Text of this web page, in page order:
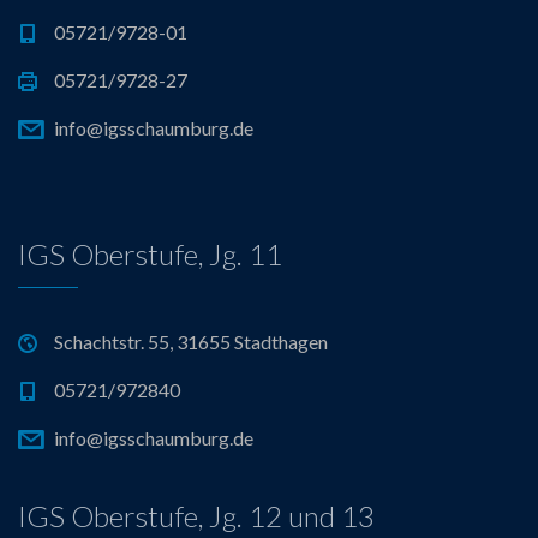
v
i
t
i
o
n
05721/9728-01
05721/9728-27
info@igsschaumburg.de
IGS Oberstufe, Jg. 11
Schachtstr. 55, 31655 Stadthagen
05721/972840
info@igsschaumburg.de
IGS Oberstufe, Jg. 12 und 13